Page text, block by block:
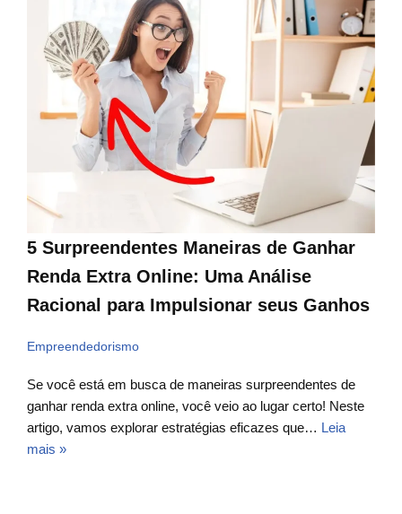
5 Surpreendentes Maneiras de Ganhar
Renda Extra Online: Uma Análise
Racional para Impulsionar seus Ganhos
Empreendedorismo
Se você está em busca de maneiras surpreendentes de
ganhar renda extra online, você veio ao lugar certo! Neste
artigo, vamos explorar estratégias eficazes que… Leia
mais »